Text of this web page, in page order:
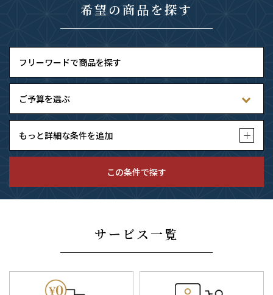
希望の商品を探す
もっと詳細な条件を追加
この条件で探す
サービス一覧